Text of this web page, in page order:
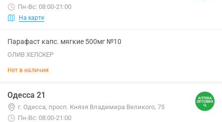
Пн-Вс: 08:00-21:00
На карте
Парафаст капс. мягкие 500мг №10
ОЛИВ ХЕЛСКЕР
Нет в наличии
Одесса 21
г. Одесса, просп. Князя Владимира Великого, 75
Пн-Вс: 08:00-21:00